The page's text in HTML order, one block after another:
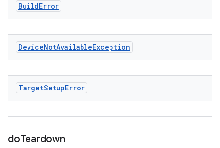
BuildError
DeviceNotAvailableException
TargetSetupError
doTeardown